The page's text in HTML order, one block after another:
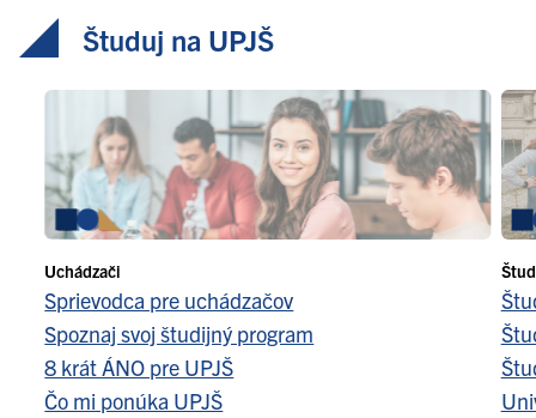
Študuj na UPJŠ
Uchádzači
Sprievodca pre uchádzačov
Spoznaj svoj študijný program
8 krát ÁNO pre UPJŠ
Čo mi ponúka UPJŠ